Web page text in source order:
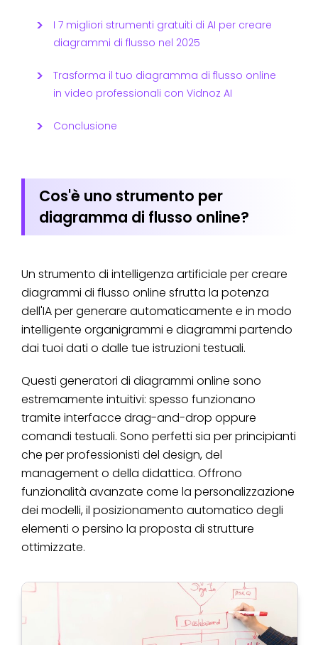
I 7 migliori strumenti gratuiti di AI per creare
diagrammi di flusso nel 2025
Trasforma il tuo diagramma di flusso online
in video professionali con Vidnoz AI
Conclusione
Cos'è uno strumento per
diagramma di flusso online?
Un strumento di intelligenza artificiale per creare
diagrammi di flusso online sfrutta la potenza
dell'IA per generare automaticamente e in modo
intelligente organigrammi e diagrammi partendo
dai tuoi dati o dalle tue istruzioni testuali.
Questi generatori di diagrammi online sono
estremamente intuitivi: spesso funzionano
tramite interfacce drag-and-drop oppure
comandi testuali. Sono perfetti sia per principianti
che per professionisti del design, del
management o della didattica. Offrono
funzionalità avanzate come la personalizzazione
dei modelli, il posizionamento automatico degli
elementi o persino la proposta di strutture
ottimizzate.